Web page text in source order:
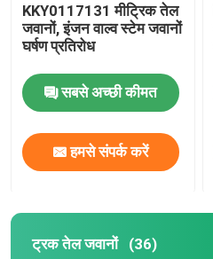
KKY0117131 मीट्रिक तेल
जवानों, इंजन वाल्व स्टेम जवानों
घर्षण प्रतिरोध
सबसे अच्छी कीमत
हमसे संपर्क करें
ट्रक तेल जवानों (36)